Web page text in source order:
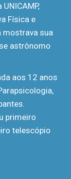
Física e
mostrava sua
astrônomo
aos 12 anos
primeiro
telescópio